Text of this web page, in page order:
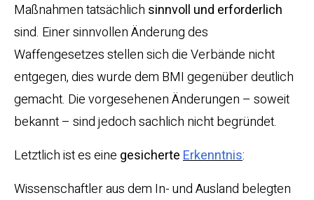
Maßnahmen tatsächlich sinnvoll und erforderlich
sind. Einer sinnvollen Änderung des
Waffengesetzes stellen sich die Verbände nicht
entgegen, dies wurde dem BMI gegenüber deutlich
gemacht. Die vorgesehenen Änderungen – soweit
bekannt – sind jedoch sachlich nicht begründet.
Letztlich ist es eine gesicherteErkenntnis:
Wissenschaftler aus dem In- und Ausland belegten